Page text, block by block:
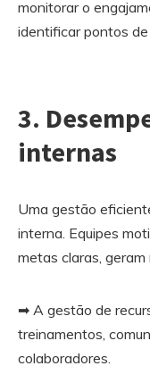
monitorar o
identificar pontos de
3.
internas
Uma gestão
interna. Equipes
metas claras,
➡ A gestão de
treinamentos,
colaboradores.